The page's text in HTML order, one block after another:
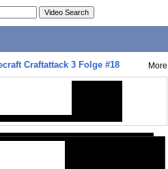
Craftattack 3 Folge #18 More